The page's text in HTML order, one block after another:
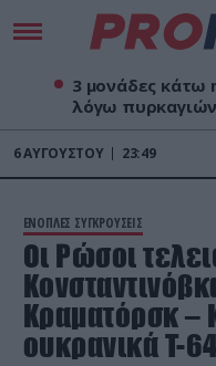
3 μονάδες κάτω
λόγω
6ΑΥΓΟΎΣΤΟΥ 23:49
ΕΝΟΠΛΕΣ ΣΥΓΚΡΟΥΣΕΙΣ
Οι Ρώσοι
Κραματόρσκ –
ουκρανικά T-